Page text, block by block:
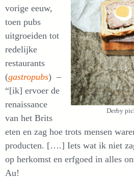
Derby
vorige eeuw,
toen pubs
uitgroeiden tot
redelijke
restaurants
(gastropubs) –
“[ik] ervoer de
renaissance
van het Brits
eten en zag hoe trots mensen
producten. [….] Iets wat ik niet
op herkomst en erfgoed in alles
Au!